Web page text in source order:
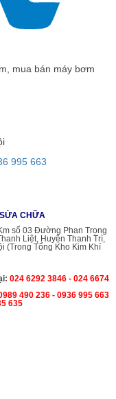
mua bán máy bơm
995 663
CHỮA
số 03 Đường Phan Trọng
Liệt, Huyện Thanh Trì,
(Trong Tổng Kho Kim Khí
024 6292 3846 - 024 6674
490 236 - 0936 995 663
635